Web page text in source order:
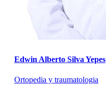
Edwin Alberto Silva Yepes
Ortopedia y traumatologia